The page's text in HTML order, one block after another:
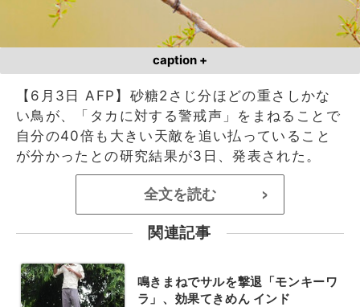
caption +
【6月3日 AFP】砂糖2さじ分ほどの重さしかな
い鳥が、「タカに対する警戒声」をまねることで
自分の40倍も大きい天敵を追い払っていること
が分かったとの研究結果が3日、発表された。
全文を読む >
関連記事
鳴きまねでサルを撃退「モンキーワ
ラ」、効果てきめん インド